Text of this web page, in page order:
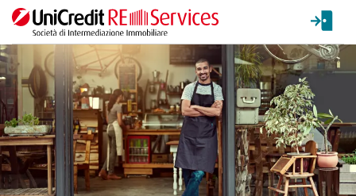
La ricerca verrà inviata automaticamente alla selezione delle